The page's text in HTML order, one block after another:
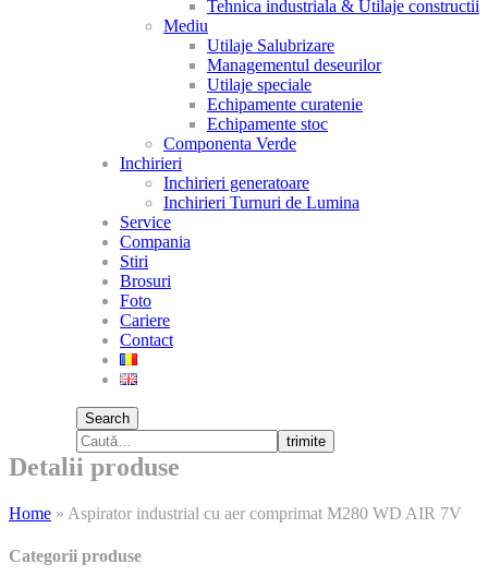
Tehnica industriala & Utilaje constructii
Mediu
Utilaje Salubrizare
Managementul deseurilor
Utilaje speciale
Echipamente curatenie
Echipamente stoc
Componenta Verde
Inchirieri
Inchirieri generatoare
Inchirieri Turnuri de Lumina
Service
Compania
Stiri
Brosuri
Foto
Cariere
Contact
Search
trimite
Detalii produse
Home » Aspirator industrial cu aer comprimat M280 WD AIR 7V
Categorii produse